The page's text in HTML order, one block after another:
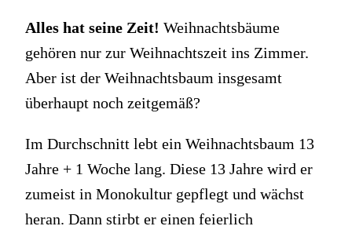
Alles hat seine Zeit! Weihnachtsbäume
gehören nur zur Weihnachtszeit ins Zimmer.
Aber ist der Weihnachtsbaum insgesamt
überhaupt noch zeitgemäß?
Im Durchschnitt lebt ein Weihnachtsbaum 13
Jahre + 1 Woche lang. Diese 13 Jahre wird er
zumeist in Monokultur gepflegt und wächst
heran. Dann stirbt er einen feierlich